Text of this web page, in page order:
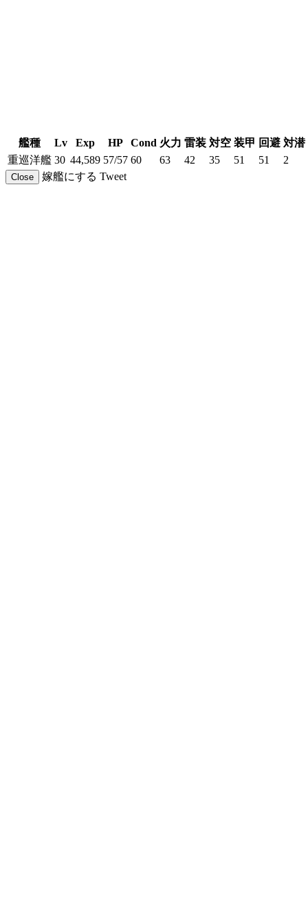
艦種 Lv Exp HP Cond 火力 雷装 対空 装甲 回避 対潜
重巡洋艦 30 44,589 57/57 60 63 42 35 51 51 2
Close 嫁艦にする Tweet